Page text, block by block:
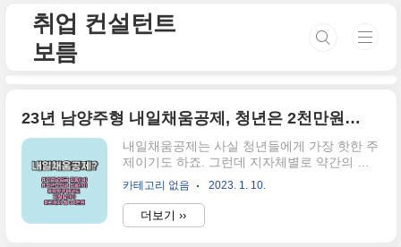
취업 컨설턴트
보름
23년 남양주형 내일채움공제, 청년은 2천만원을 받을 수 있다고요? [끝까지 읽어주세요]
내일채움공제는 사실 청년들에게 가장 핫한 주
제이기도 하죠. 그런데 지자체별로 약간의 운
영방식이 다른가 봐요. "○○형 내일채움공제가
떴다!"라고 표현하는 것을 보니 말이에요. 서론
은 여기까지만 하고, 지금부터 남양주형 내일
채움공제에 대해 안내해보도록 하겠습니다. 청
카테고리 없음 2023. 1. 10.
더보기 ››